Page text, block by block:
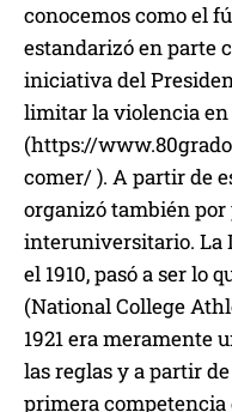
conocemos como el
estandarizó en parte
iniciativa del
limitar la violencia en
(https://
comer/ ). A partir de
organizó también
interuniversitario. La
el 1910, pasó a ser lo
(National College
1921 era meramente
las reglas y a partir
primera competencia